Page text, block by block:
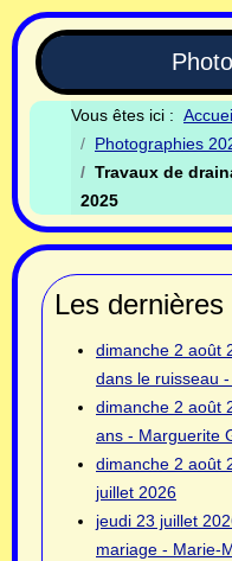
Vous êtes ici :
Photographies
Travaux de
2025
Les
dimanche 2 août
dans le ruisseau
dimanche 2 août
ans - Marguerite
dimanche 2 août
juillet 2026
jeudi 23 juillet
mariage - Marie-